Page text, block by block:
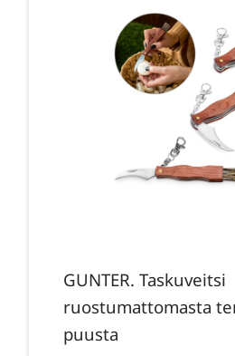
GUNTER. Taskuveitsi
ruostumattomasta
puusta